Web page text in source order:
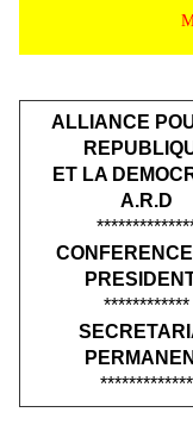
ALLIANCE
ET LA
A.R.D
************
*************